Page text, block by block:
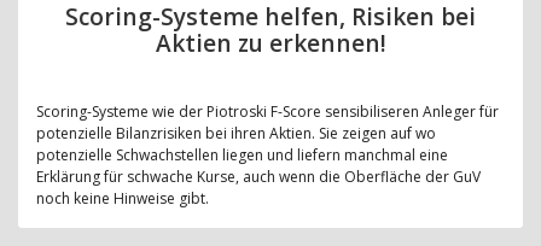
Scoring-Systeme helfen, Risiken bei
Aktien zu erkennen!
Scoring-Systeme wie der Piotroski F-Score sensibiliseren Anleger für
potenzielle Bilanzrisiken bei ihren Aktien. Sie zeigen auf wo
potenzielle Schwachstellen liegen und liefern manchmal eine
Erklärung für schwache Kurse, auch wenn die Oberfläche der GuV
noch keine Hinweise gibt.